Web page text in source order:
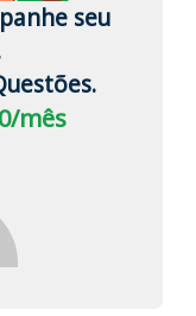
seu
mês